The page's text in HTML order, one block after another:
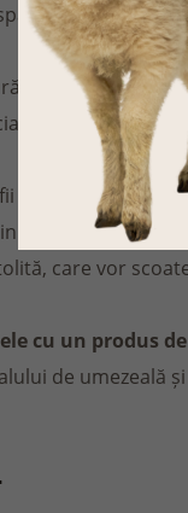
restul cu apă
fără umezire
pentru a
din piele,
pantofi, după ce
care vor
cu un produs
de umezeală